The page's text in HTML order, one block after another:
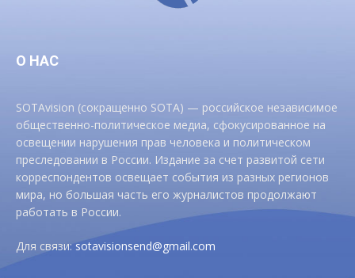
О НАС
SOTAvision (сокращенно SOTA) — российское независимое
общественно-политическое медиа, сфокусированное на
освещении нарушения прав человека и политическом
преследовании в России. Издание за счет развитой сети
корреспондентов освещает события из разных регионов
мира, но большая часть его журналистов продолжают
работать в России.
Для связи:sotavisionsend@gmail.com